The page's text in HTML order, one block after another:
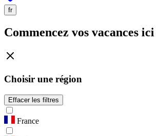
fr
Commencez vos vacances ici
Choisir une région
Effacer les filtres
France